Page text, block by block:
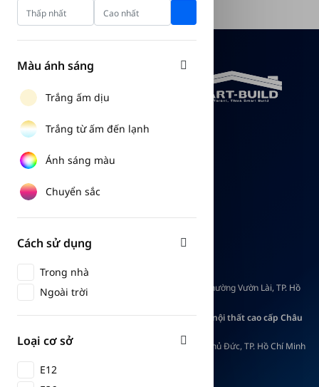
Màu ánh sáng
Trắng ấm dịu
Trắng từ ấm đến lạnh
Ánh sáng màu
Chuyển sắc
Cách sử dụng
Trong nhà
Ngoài trời
Loại cơ sở
E12
Liên hệ
Chính sách bảo mật
Mã số thuế: 0317911026
Showroom Philips Hue x Home Cinema:
Lầu 3, Tòa nhà Thái Sơn, Số 3 Ba Tháng Hai, Phường Vườn Lài, TP. Hồ
Chí Minh
Showroom trải nghiệm Philips Hue kết hợp nội thất cao cấp Châu
123-125 Nguyễn Hoàng, Phường An Phú, TP. Thủ Đức, TP. Hồ Chí Minh
0909 92 92 89
support@smart-build.vn